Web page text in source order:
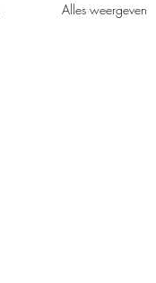
Alles weergeven